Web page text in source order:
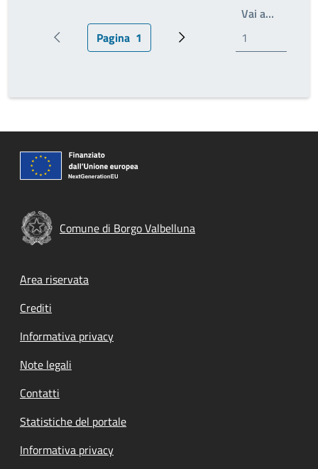
Pagina precedentePagina attuale
Pagina 1 Prossima pagina
Vai a…
Comune di Borgo Valbelluna
Footer menu
Area riservata
Crediti
Informativa privacy
Note legali
Contatti
Statistiche del portale
Informativa privacy